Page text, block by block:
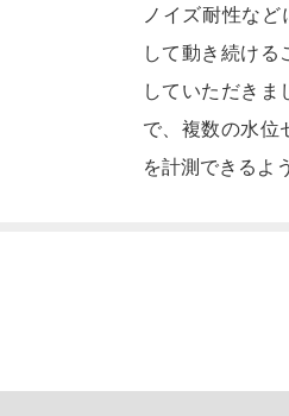
ノイズ耐性な
して動き続ける
していただきま
で、複数の水位
を計測できるよ